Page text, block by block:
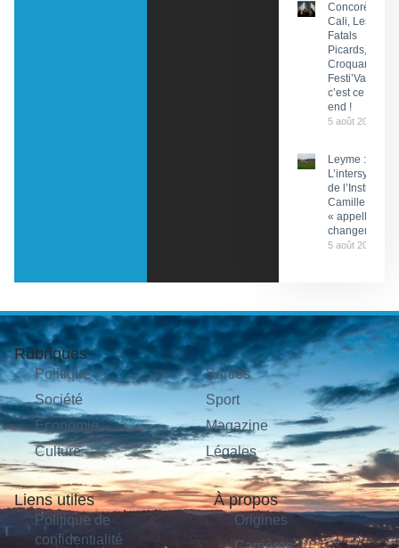
Concorès :
Cali, Les
Fatals
Picards, Les
Croquants…
Festi’ValCéou,
c’est ce week-
end !
5 août 2026
Leyme :
de l’Institut
Camille Miret
« appelle à du
changement »
5 août 2026
Rubriques
Politique
Société
Économie
Culture
Sorties
Sport
Magazine
Légales
Liens utiles
Politique de
confidentialité
À propos
Origines